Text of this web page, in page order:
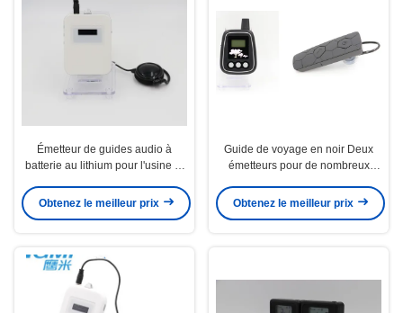
Émetteur de guides audio à
batterie au lithium pour l'usine et
Obtenez le meilleur prix
Guide de voyage en noir Deux
émetteurs pour de nombreux
l'environnement
Obtenez le meilleur prix